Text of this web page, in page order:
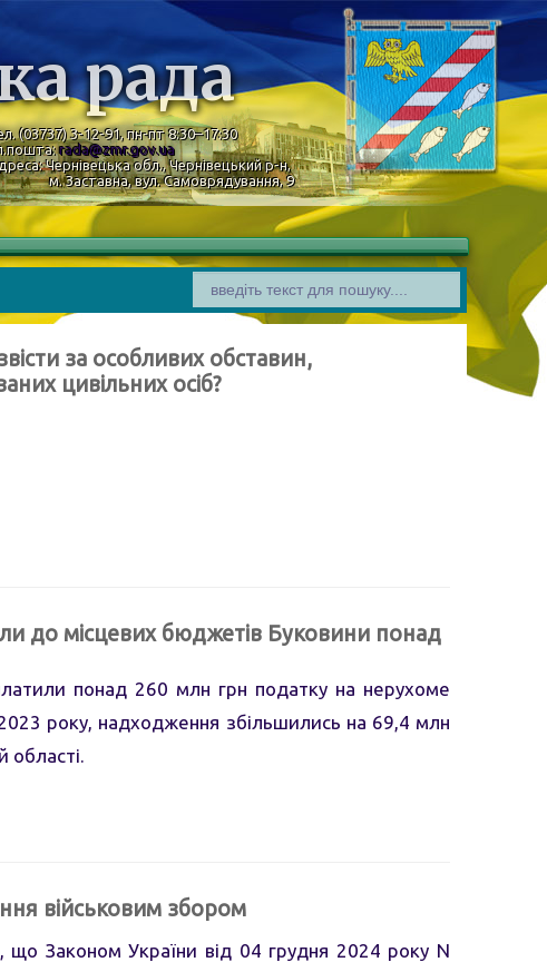
рада
(03737) 3-12-91, пн-пт 8:30–17:30
rada@zmr.gov.ua
Чернівецька обл., Чернівецький р-н,
м. Заставна, вул. Самоврядування, 9
за особливих обставин,
цивільних осіб?
до місцевих бюджетів Буковини понад
понад 260 млн грн податку на нерухоме
року, надходження збільшились на 69,4 млн
області.
військовим збором
що Законом України від 04 грудня 2024 року N